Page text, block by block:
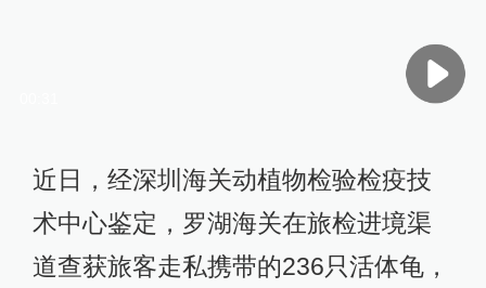
近日，经深圳海关动植物检验检疫技
术中心鉴定，罗湖海关在旅检进境渠
道查获旅客走私携带的236只活体龟，